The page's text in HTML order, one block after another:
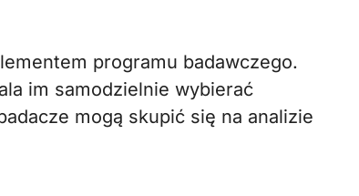
programu badawczego.
im samodzielnie wybierać
mogą skupić się na analizie